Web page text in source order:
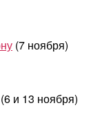
(7 ноября)
(6 и 13 ноября)